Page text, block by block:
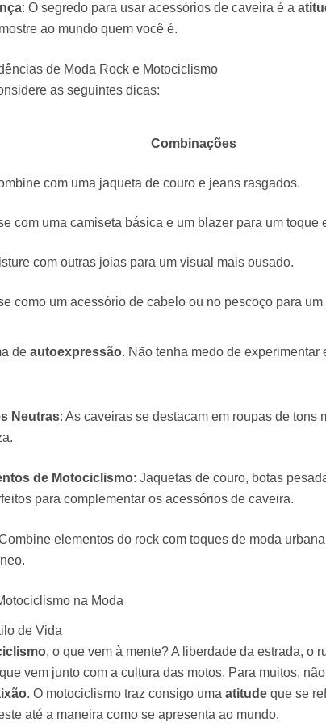
: O segredo para usar acessórios de caveira é a
ao mundo quem você é.
de Moda Rock e Motociclismo
as seguintes dicas:
Combinações
com uma jaqueta de couro e jeans rasgados.
com uma camiseta básica e um blazer para um toque
com outras joias para um visual mais ousado.
como um acessório de cabelo ou no pescoço para um
de autoexpressão. Não tenha medo de experimentar
Neutras: As caveiras se destacam em roupas de tons
de Motociclismo: Jaquetas de couro, botas
para complementar os acessórios de caveira.
elementos do rock com toques de moda
na Moda
de Vida
, o que vem à mente? A liberdade da estrada, o
vem junto com a cultura das motos. Para muitos,
. O motociclismo traz consigo uma atitude que se
até a maneira como se apresenta ao mundo.